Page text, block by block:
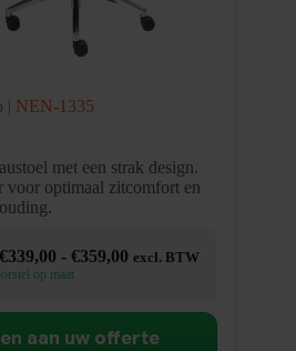
| NEN-1335
met een strak design.
voor optimaal zitcomfort en
€339,00 - €359,00 Prijsklasse:
€359,00
excl. BTW
op maat
aan uw offerte